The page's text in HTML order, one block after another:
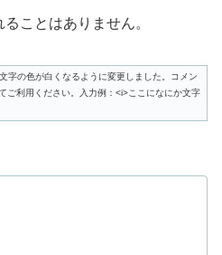
ことはありません。
字の色が白くなるように変更しました。コメン
ご利用ください。入力例：<i>ここになにか文字